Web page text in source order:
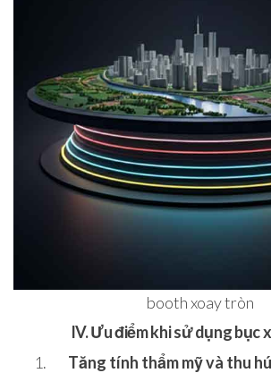
booth xoay tròn
IV. Ưu điểm khi sử dụng bục
Tăng tính thẩm mỹ và thu